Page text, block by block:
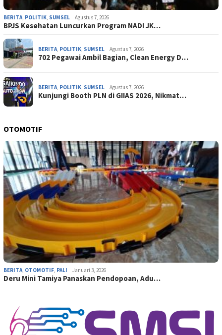
BERITA, POLITIK, SUMSEL Agustus 7, 2026
BPJS Kesehatan Luncurkan Program NADI JK…
BERITA, POLITIK, SUMSEL Agustus 7, 2026
702 Pegawai Ambil Bagian, Clean Energy D…
BERITA, POLITIK, SUMSEL Agustus 7, 2026
Kunjungi Booth PLN di GIIAS 2026, Nikmat…
OTOMOTIF
BERITA, OTOMOTIF, PALI Januari 3, 2026
Deru Mini Tamiya Panaskan Pendopoan, Adu…